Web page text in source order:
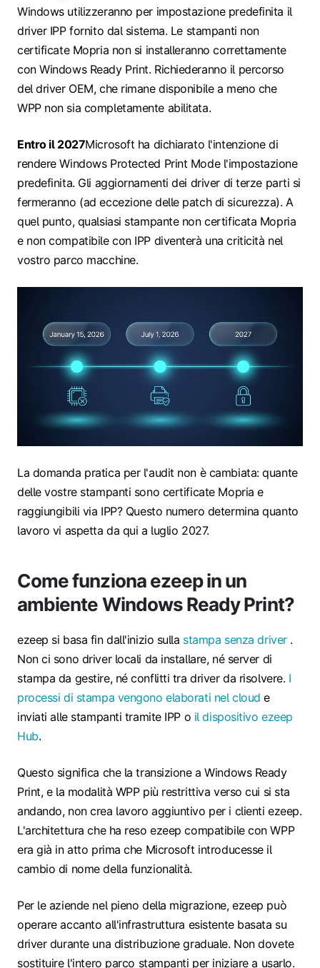
Windows utilizzeranno per impostazione predefinita il
driver IPP fornito dal sistema. Le stampanti non
certificate Mopria non si installeranno correttamente
con Windows Ready Print. Richiederanno il percorso
del driver OEM, che rimane disponibile a meno che
WPP non sia completamente abilitata.
Entro il 2027Microsoft ha dichiarato l'intenzione di
rendere Windows Protected Print Mode l'impostazione
predefinita. Gli aggiornamenti dei driver di terze parti si
fermeranno (ad eccezione delle patch di sicurezza). A
quel punto, qualsiasi stampante non certificata Mopria
e non compatibile con IPP diventerà una criticità nel
vostro parco macchine.
La domanda pratica per l'audit non è cambiata: quante
delle vostre stampanti sono certificate Mopria e
raggiungibili via IPP? Questo numero determina quanto
lavoro vi aspetta da qui a luglio 2027.
Come funziona ezeep in un
ambiente Windows Ready Print?
ezeep si basa fin dall'inizio sulla stampa senza driver.
Non ci sono driver locali da installare, né server di
stampa da gestire, né conflitti tra driver da risolvere. I
processi di stampa vengono elaborati nel cloud e
inviati alle stampanti tramite IPP o il dispositivo ezeep
Hub.
Questo significa che la transizione a Windows Ready
Print, e la modalità WPP più restrittiva verso cui si sta
andando, non crea lavoro aggiuntivo per i clienti ezeep.
L'architettura che ha reso ezeep compatibile con WPP
era già in atto prima che Microsoft introducesse il
cambio di nome della funzionalità.
Per le aziende nel pieno della migrazione, ezeep può
operare accanto all'infrastruttura esistente basata su
driver durante una distribuzione graduale. Non dovete
sostituire l'intero parco stampanti per iniziare a usarlo.